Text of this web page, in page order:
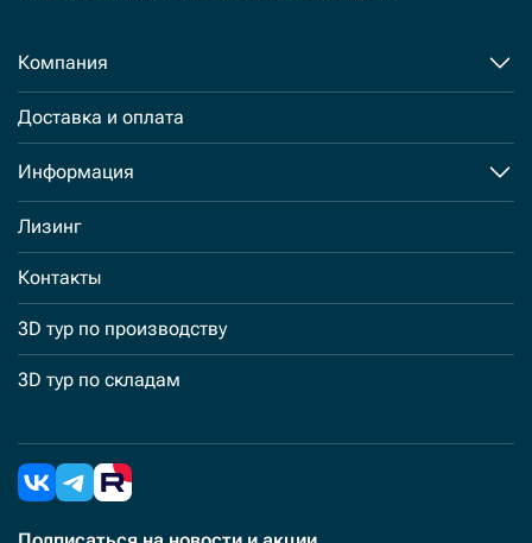
Компания
Доставка и оплата
Информация
Лизинг
Контакты
3D тур по производству
3D тур по складам